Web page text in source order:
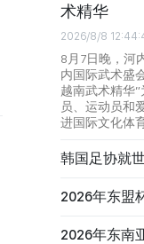
术精华
2026/8/8
8月7日晚，河
内国际武术盛
越南武术精华
员、运动员和
进国际文化体
韩国足协就
2026年东盟
2026年东南